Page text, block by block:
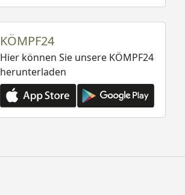
KÖMPF24
Hier können Sie unsere KÖMPF24
herunterladen